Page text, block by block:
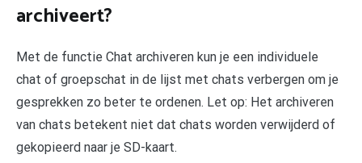
archiveert?
Met de functie Chat archiveren kun je een individuele
chat of groepschat in de lijst met chats verbergen om je
gesprekken zo beter te ordenen. Let op: Het archiveren
van chats betekent niet dat chats worden verwijderd of
gekopieerd naar je SD-kaart.